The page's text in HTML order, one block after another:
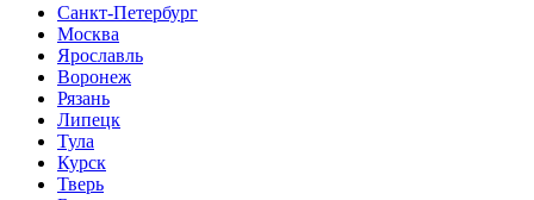
Санкт-Петербург
Москва
Ярославль
Воронеж
Рязань
Липецк
Тула
Курск
Тверь